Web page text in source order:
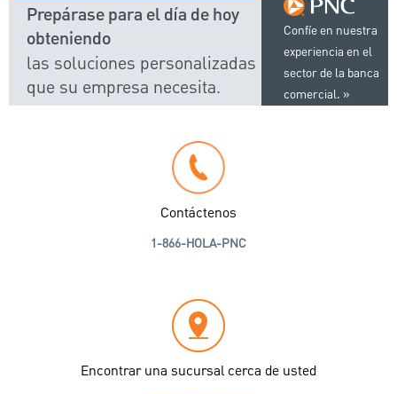
Confíe en nuestra
experiencia en el
sector de la banca
comercial.
Prepárase para el día de hoy
obteniendo
las soluciones personalizadas
que su empresa necesita.
Contáctenos
1-866-HOLA-PNC
Encontrar una sucursal cerca de usted